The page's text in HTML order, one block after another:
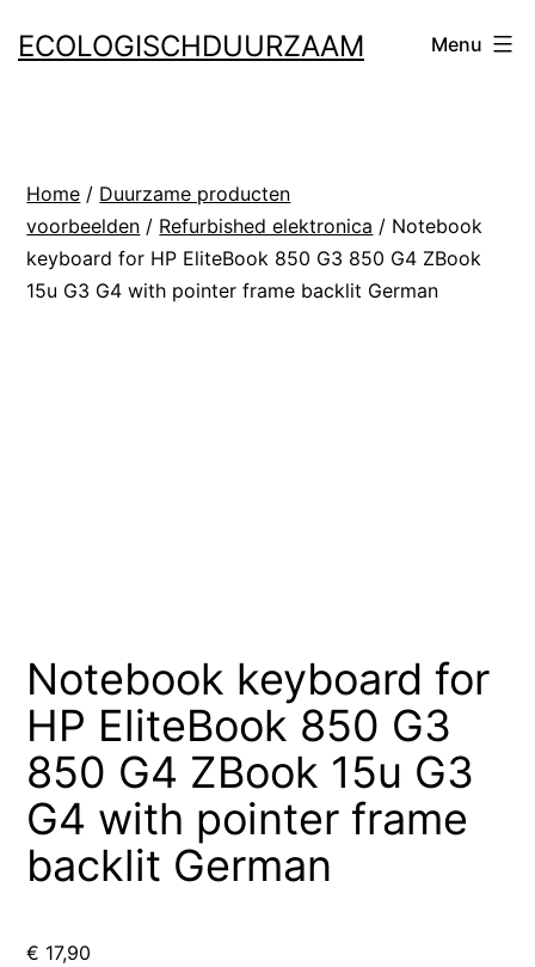
naar
ECOLOGISCHDUURZAAM Menu
Home / Duurzame producten
voorbeelden / Refurbished elektronica / Notebook
keyboard for HP EliteBook 850 G3 850 G4 ZBook
15u G3 G4 with pointer frame backlit German
Notebook keyboard for
HP EliteBook 850 G3
850 G4 ZBook 15u G3
G4 with pointer frame
backlit German
€ 17,90